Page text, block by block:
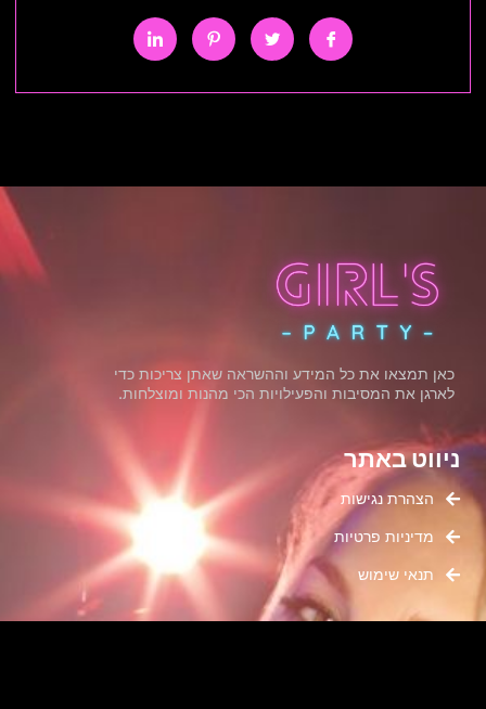
כאן תמצאו את כל המידע וההשראה שאתן צריכות כדי
לארגן את המסיבות והפעילויות הכי מהנות ומוצלחות.
ניווט באתר
הצהרת נגישות
מדיניות פרטיות
תנאי שימוש